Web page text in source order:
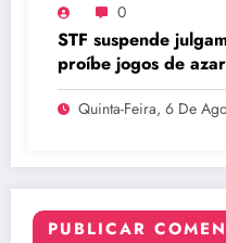
0
STF suspende
proíbe jogos de azar
Quinta-Feira, 6 De
PUBLICAR